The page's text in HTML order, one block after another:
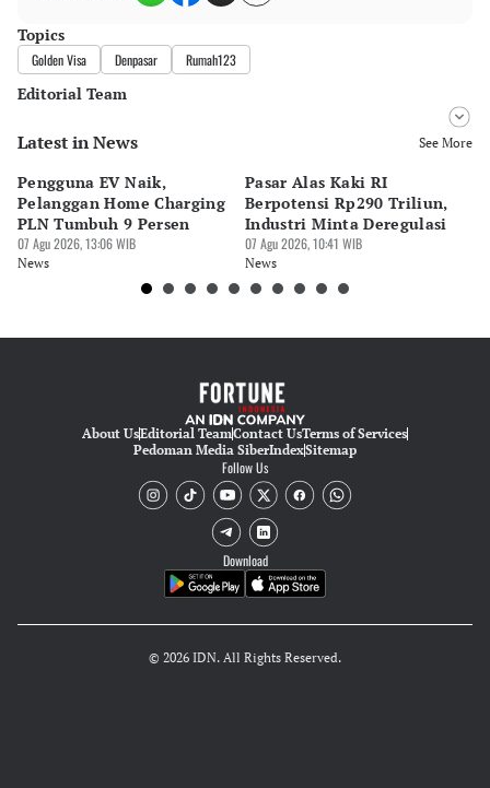
Topics
Golden Visa Denpasar Rumah123
Editorial Team
Editor
Editor
Suheriadi .
Latest in News See More
Pengguna EV Naik,
Pelanggan Home Charging
PLN Tumbuh 9 Persen
07 Agu 2026, 13:06 WIB
News
Pasar Alas Kaki RI
Berpotensi Rp290 Triliun,
Industri Minta Deregulasi
07 Agu 2026, 10:41 WIB
News
About UsEditorial TeamContact UsTerms of Services
Pedoman Media SiberIndexSitemap
Follow Us
Download
© 2026 IDN. All Rights Reserved.